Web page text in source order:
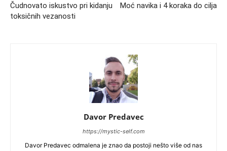
Čudnovato iskustvo pri kidanju
toksičnih vezanosti
Moć navika i 4 koraka do cilja
Davor Predavec
https://mystic-self.com
Davor Predavec odmalena je znao da postoji nešto više od nas